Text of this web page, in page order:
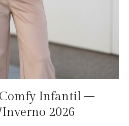
Infantil –
2026